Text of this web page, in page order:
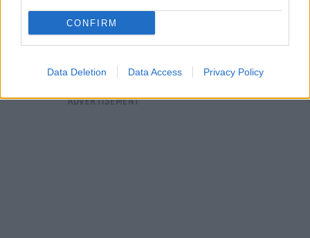
CONFIRM
Data Deletion Data Access Privacy Policy